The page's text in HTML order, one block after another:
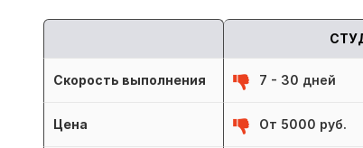
Скорость выполнения 7 - 30 дней
Цена От 5000 руб.